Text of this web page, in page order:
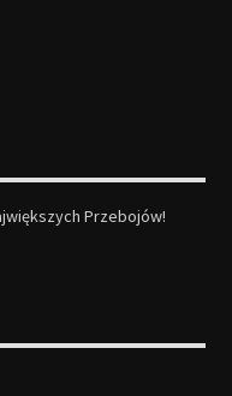
Przebojów!